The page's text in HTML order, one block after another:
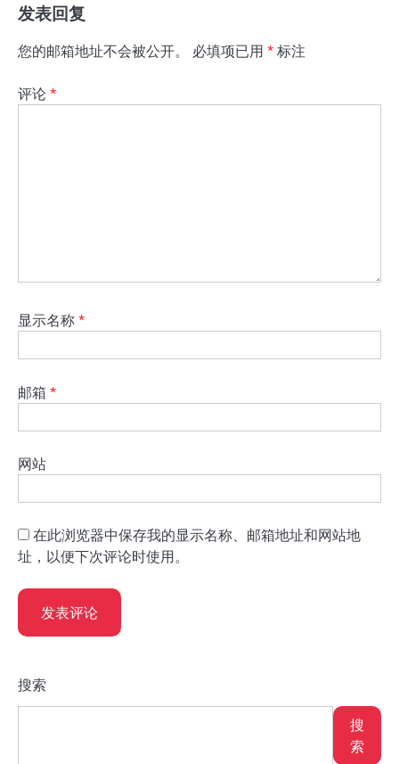
发表回复
您的邮箱地址不会被公开。 必填项已用 * 标注
评论 *
显示名称 *
邮箱 *
网站
在此浏览器中保存我的显示名称、邮箱地址和网站地
址，以便下次评论时使用。
搜索
搜
索